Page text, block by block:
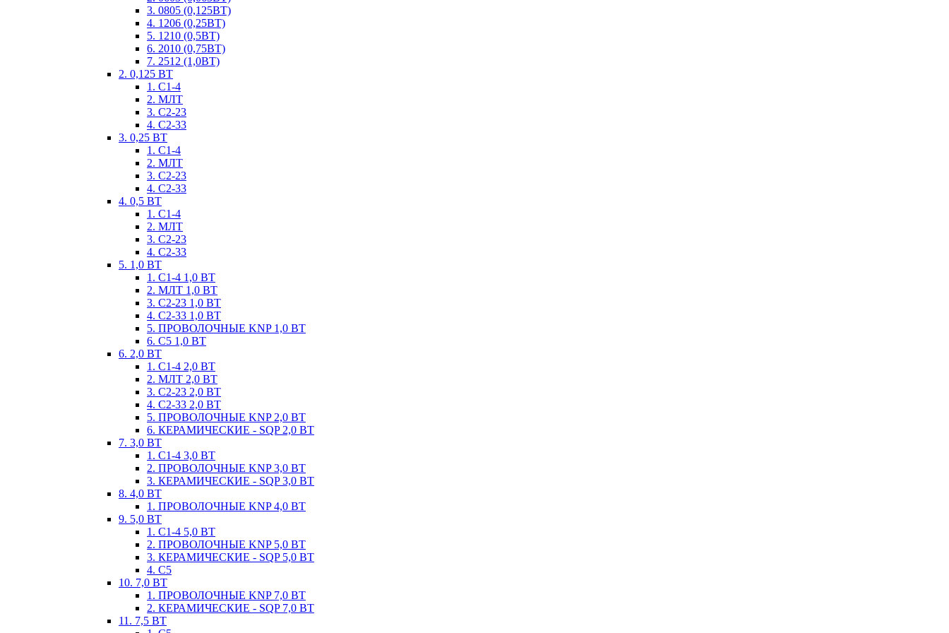
3. 0805 (0,125ВТ)
4. 1206 (0,25ВТ)
5. 1210 (0,5ВТ)
6. 2010 (0,75ВТ)
7. 2512 (1,0ВТ)
2. 0,125 ВТ
1. С1-4
2. МЛТ
3. С2-23
4. С2-33
3. 0,25 ВТ
1. С1-4
2. МЛТ
3. С2-23
4. С2-33
4. 0,5 ВТ
1. С1-4
2. МЛТ
3. С2-23
4. С2-33
5. 1,0 ВТ
1. С1-4 1,0 ВТ
2. МЛТ 1,0 ВТ
3. С2-23 1,0 ВТ
4. С2-33 1,0 ВТ
5. ПРОВОЛОЧНЫЕ KNP 1,0 ВТ
6. С5 1,0 ВТ
6. 2,0 ВТ
1. С1-4 2,0 ВТ
2. МЛТ 2,0 ВТ
3. С2-23 2,0 ВТ
4. С2-33 2,0 ВТ
5. ПРОВОЛОЧНЫЕ KNP 2,0 ВТ
6. КЕРАМИЧЕСКИЕ - SQP 2,0 ВТ
7. 3,0 ВТ
1. С1-4 3,0 ВТ
2. ПРОВОЛОЧНЫЕ KNP 3,0 ВТ
3. КЕРАМИЧЕСКИЕ - SQP 3,0 ВТ
8. 4,0 ВТ
1. ПРОВОЛОЧНЫЕ KNP 4,0 ВТ
9. 5,0 ВТ
1. С1-4 5,0 ВТ
2. ПРОВОЛОЧНЫЕ KNP 5,0 ВТ
3. КЕРАМИЧЕСКИЕ - SQP 5,0 ВТ
4. С5
10. 7,0 ВТ
1. ПРОВОЛОЧНЫЕ KNP 7,0 ВТ
2. КЕРАМИЧЕСКИЕ - SQP 7,0 ВТ
11. 7,5 ВТ